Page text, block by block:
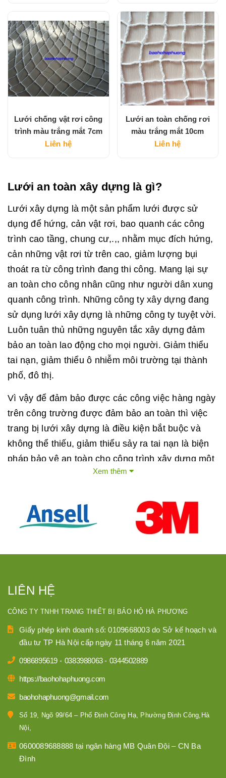
Lưới chống vật rơi công
trình màu trắng mắt 7cm
Liên hệ
Lưới an toàn chống rơi
màu trắng mắt 10cm
Liên hệ
Lưới an toàn xây dựng là gì?
Lưới xây dựng là một sản phẩm lưới được sử
dụng để hứng, cản vật rơi, bao quanh các công
trình cao tầng, chung cư,.,, nhằm mục đích hứng,
cản những vật rơi từ trên cao, giảm lượng bụi
thoát ra từ công trình đang thi công. Mang lại sự
an toàn cho công nhân cũng như người dân xung
quanh công trình. Những công ty xây dựng đang
sử dụng lưới xây dựng là những công ty tuyệt vời.
Luôn tuân thủ những nguyên tắc xây dựng đảm
bảo an toàn lao động cho mọi người. Giảm thiểu
tai nạn, giảm thiểu ô nhiễm môi trường tại thành
phố, đô thị.
Vì vậy để đảm bảo được các công việc hàng ngày
trên công trường được đảm bảo an toàn thì việc
trang bị lưới xây dựng là điều kiện bắt buộc và
không thể thiếu, giảm thiểu sảy ra tai nạn là biện
pháp bảo vệ an toàn cho công trình xây dựng một
Lưới xây dựng thông thường gồm lưới bao che
công trình và lưới hứng, cản vật rơi
1. Lưới bao che công trình
Xem thêm
LIÊN HỆ
CÔNG TY TNHH TRANG THIẾT BỊ BẢO HỘ HÀ PHƯƠNG
Giấy phép kinh doanh số: 0109668003 do Sở kế hoạch và
đầu tư TP Hà Nội cấp ngày 11 tháng 6 năm 2021
0986895619 - 0383988063- 0344502889
https://baohohaphuong.com
baohohaphuong@gmail.com
Số 19, Ngõ 99/64 – Phố Định Công Hạ, Phường Định Công,Hà
Nội,
0600089688888 tại ngân hàng MB Quân Đội – CN Ba
Đình